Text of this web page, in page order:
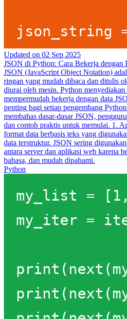
Updated on 02 Sep 2025
JSON di Python: Cara Bekerja dengan
JSON (JavaScript Object Notation)
ringan yang mudah dibaca dan ditulis
diurai oleh mesin. Python
mempermudah bekerja dengan data
penting bagi setiap pengembang
membahas dasar-dasar JSON,
dan contoh praktis untuk memulai. 1.
format data berbasis teks yang
data terstruktur. JSON sering
antara server dan aplikasi web karena
bahasa, dan mudah dipahami.
Python